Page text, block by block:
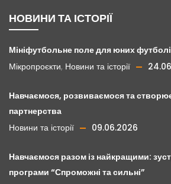
НОВИНИ ТА ІСТОРІЇ
Мініфутбольне поле для юних
Мікропроєкти, Новини та історії
Навчаємося, розвиваємося та
партнерства
Новини та історії
09.06.2026
Навчаємося разом із найкращими:
програми “Спроможні та сильні”